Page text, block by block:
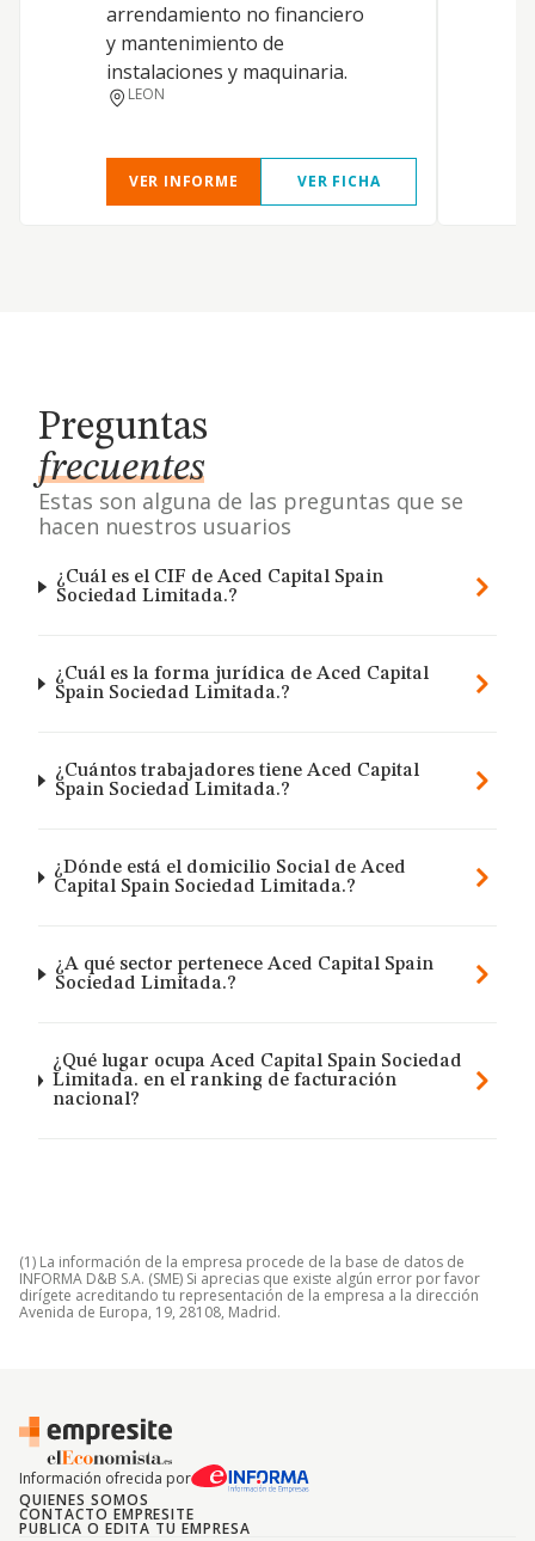
arrendamiento no financiero
y mantenimiento de
instalaciones y maquinaria.
LEON
VER INFORME VER FICHA
Preguntas
frecuentes
Estas son alguna de las preguntas que se
hacen nuestros usuarios
¿Cuál es el CIF de Aced Capital Spain
Sociedad Limitada.?
¿Cuál es la forma jurídica de Aced Capital
Spain Sociedad Limitada.?
¿Cuántos trabajadores tiene Aced Capital
Spain Sociedad Limitada.?
¿Dónde está el domicilio Social de Aced
Capital Spain Sociedad Limitada.?
¿A qué sector pertenece Aced Capital Spain
Sociedad Limitada.?
¿Qué lugar ocupa Aced Capital Spain Sociedad
Limitada. en el ranking de facturación
nacional?
(1) La información de la empresa procede de la base de datos de
INFORMA D&B S.A. (SME) Si aprecias que existe algún error por favor
dirígete acreditando tu representación de la empresa a la dirección
Avenida de Europa, 19, 28108, Madrid.
Información ofrecida por
QUIENES SOMOS
CONTACTO EMPRESITE
PUBLICA O EDITA TU EMPRESA